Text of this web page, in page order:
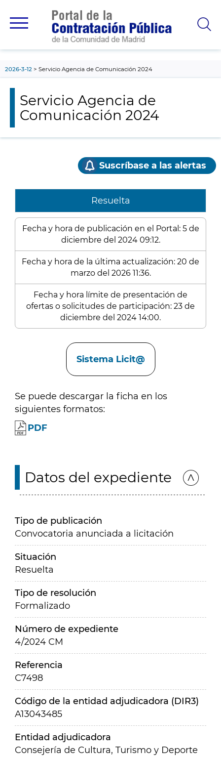
principal
2026-3-12 Servicio Agencia de Comunicación 2024
Servicio Agencia de
Comunicación 2024
Suscríbase a las alertas
Resuelta
Fecha y hora de publicación en el Portal: 5 de
diciembre del 2024 09:12.
Fecha y hora de la última actualización: 20 de
marzo del 2026 11:36.
Fecha y hora límite de presentación de
ofertas o solicitudes de participación: 23 de
diciembre del 2024 14:00.
Sistema Licit@
Se puede descargar la ficha en los
siguientes formatos:
PDF
Datos del expediente
Tipo de publicación
Convocatoria anunciada a licitación
Situación
Resuelta
Tipo de resolución
Formalizado
Número de expediente
4/2024 CM
Referencia
C7498
Código de la entidad adjudicadora (DIR3)
A13043485
Entidad adjudicadora
Consejería de Cultura, Turismo y Deporte